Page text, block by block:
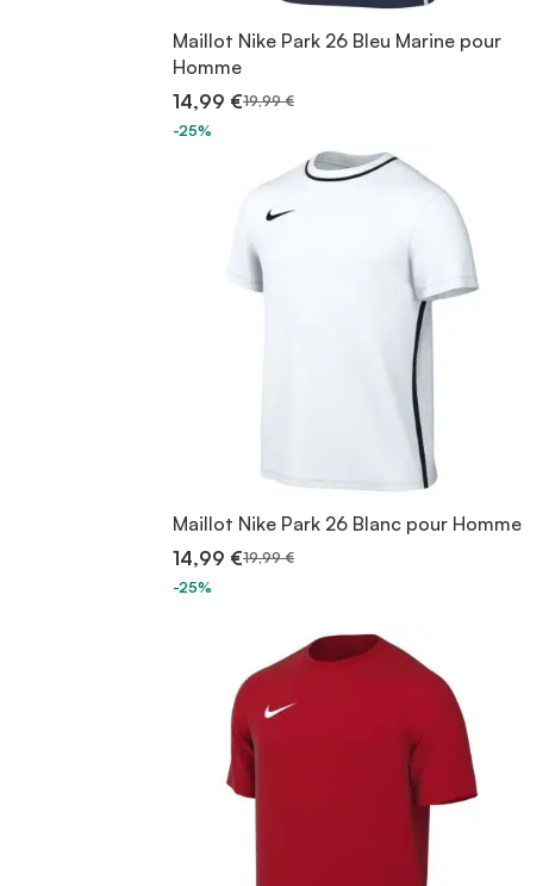
Maillot Nike Park 26 Bleu Marine pour
Homme
14,99 €19,99 €
-25%
Maillot Nike Park 26 Blanc pour Homme
14,99 €19,99 €
-25%